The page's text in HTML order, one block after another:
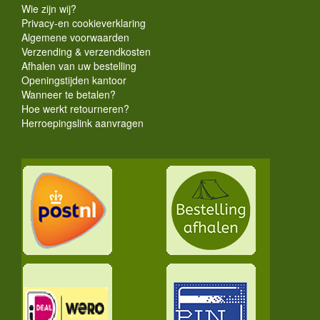
Wie zijn wij?
Privacy-en cookieverklaring
Algemene voorwaarden
Verzending & verzendkosten
Afhalen van uw bestelling
Openingstijden kantoor
Wanneer te betalen?
Hoe werkt retourneren?
Herroepingslink aanvragen